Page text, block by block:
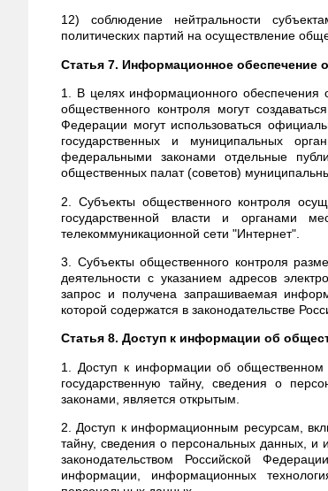
12) соблюдение нейтральности
политических партий на осуществление
Статья 7. Информационное обеспечение
1. В целях информационного обеспечения
общественного контроля могут
Федерации могут использоваться
государственных и муниципальных
федеральными законами отдельные
общественных палат (советов)
2. Субъекты общественного контроля
государственной власти и органами
телекоммуникационной сети "Интернет".
3. Субъекты общественного контроля
деятельности с указанием адресов
запрос и получена запрашиваемая
которой содержатся в законодательстве
Статья 8. Доступ к информации об
1. Доступ к информации об
государственную тайну, сведения о
законами, является открытым.
2. Доступ к информационным ресурсам,
тайну, сведения о персональных данных, и
законодательством Российской
информации, информационных